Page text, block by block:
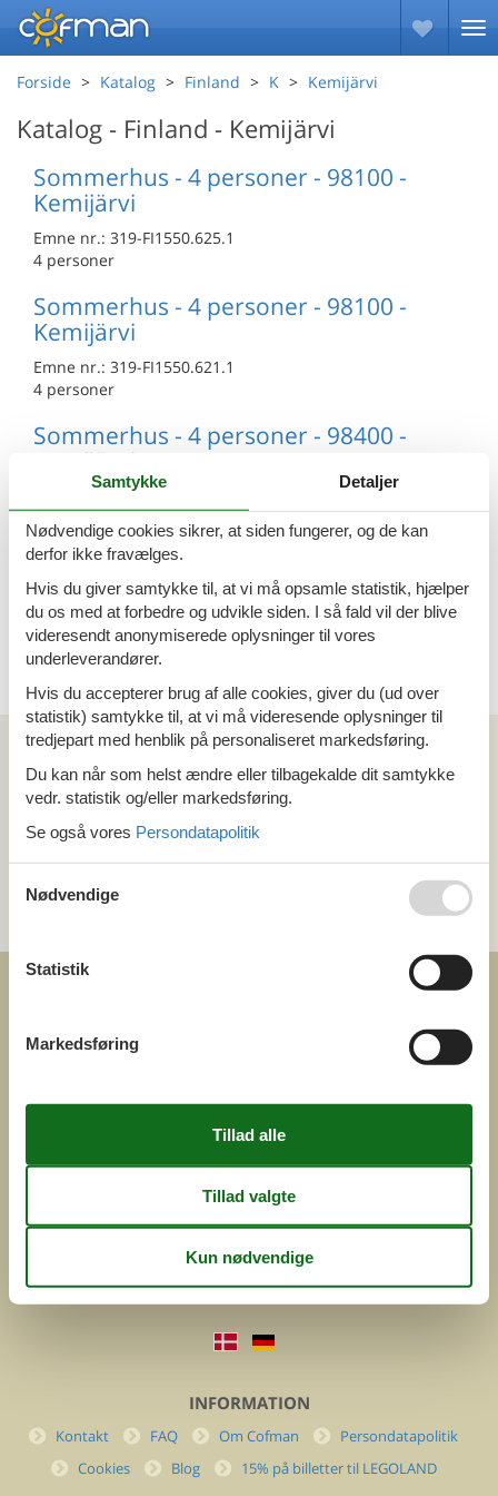
Forside Katalog Finland K Kemijärvi
Katalog - Finland - Kemijärvi
Sommerhus - 4 personer - 98100 -
Kemijärvi
Emne nr.: 319-FI1550.625.1
4 personer
Sommerhus - 4 personer - 98100 -
Kemijärvi
Emne nr.: 319-FI1550.621.1
4 personer
Sommerhus - 4 personer - 98400 -
Kemijärvi
319-FI1550.606.1
4 personer
Sommerhus - 6 personer - 98720 -
Kemijärvi
Emne nr.:319-FI1550.613.1
6 personer
Kan vi hjælpe?
Ring (+45) 7877 0427
Man. - fre. 10.00-16.00
Feline Holidays A/S
DK-7400 Herning
Danmark
Cofman.com
(+45) 7877 0427
info@cofman.com
INFORMATION
Kontakt FAQ Om Cofman
Persondatapolitik
Cookies
Blog 15% på billetter til LEGOLAND
Samtykke Detaljer
Nødvendige cookies sikrer, at siden fungerer, og de kan
derfor ikke fravælges.
Hvis du giver samtykke til, at vi må opsamle statistik, hjælper
du os med at forbedre og udvikle siden. I så fald vil der blive
videresendt anonymiserede oplysninger til vores
underleverandører.
Hvis du accepterer brug af alle cookies, giver du (ud over
statistik) samtykke til, at vi må videresende oplysninger til
tredjepart med henblik på personaliseret markedsføring.
Du kan når som helst ændre eller tilbagekalde dit samtykke
vedr. statistik og/eller markedsføring.
Se også vores Persondatapolitik
Nødvendige
Statistik
Markedsføring